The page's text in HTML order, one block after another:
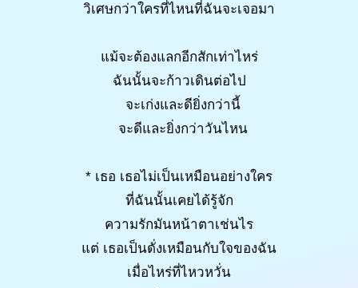
วิเศษกว่าใครที่ไหนที่ฉันจะเจอมา
แม้จะต้องแลกอีกสักเท่าไหร่
ฉันนั้นจะก้าวเดินต่อไป
จะเก่งและดียิ่งกว่านี้
จะดีและยิ่งกว่าวันไหน
* เธอ เธอไม่เป็นเหมือนอย่างใคร
ที่ฉันนั้นเคยได้รู้จัก
ความรักมันหน้าตาเช่นไร
แต่ เธอเป็นดั่งเหมือนกับใจของฉัน
เมื่อไหร่ที่ไหวหวั่น